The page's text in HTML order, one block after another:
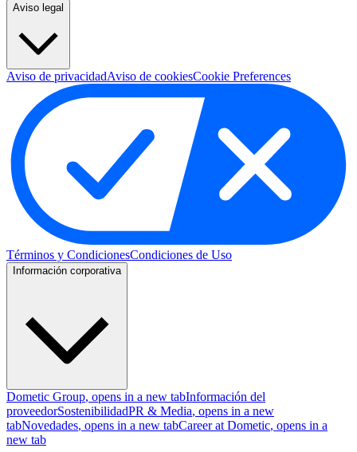
Aviso legal
Aviso de privacidadAviso de cookiesCookie Preferences
Términos y CondicionesCondiciones de Uso
Información corporativa
Dometic Group, opens in a new tabInformación del
proveedorSostenibilidadPR & Media, opens in a new
tabNovedades, opens in a new tabCareer at Dometic, opens in a
new tab